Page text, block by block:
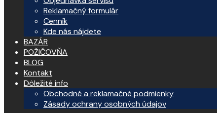
Reklamačný formulár
Cenník
Kde nás nájdete
BAZÁR
POŽIČOVŇA
BLOG
Kontakt
Dôležité info
Obchodné a reklamačné podmienky
Zásady ochrany osobných údajov